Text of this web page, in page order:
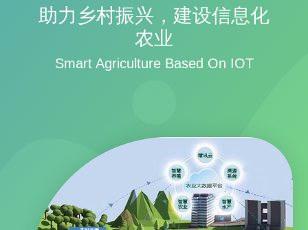
助力乡村振兴，建设信息化
农业
Smart Agriculture Based On IOT